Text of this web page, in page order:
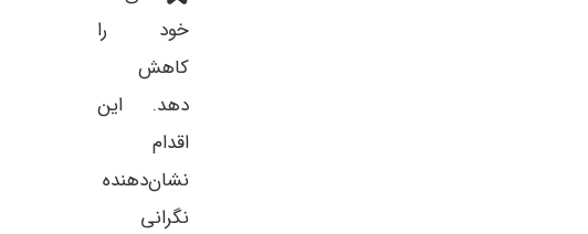
خود را
کاهش
دهد. این
اقدام
نشان‌دهنده
نگرانی